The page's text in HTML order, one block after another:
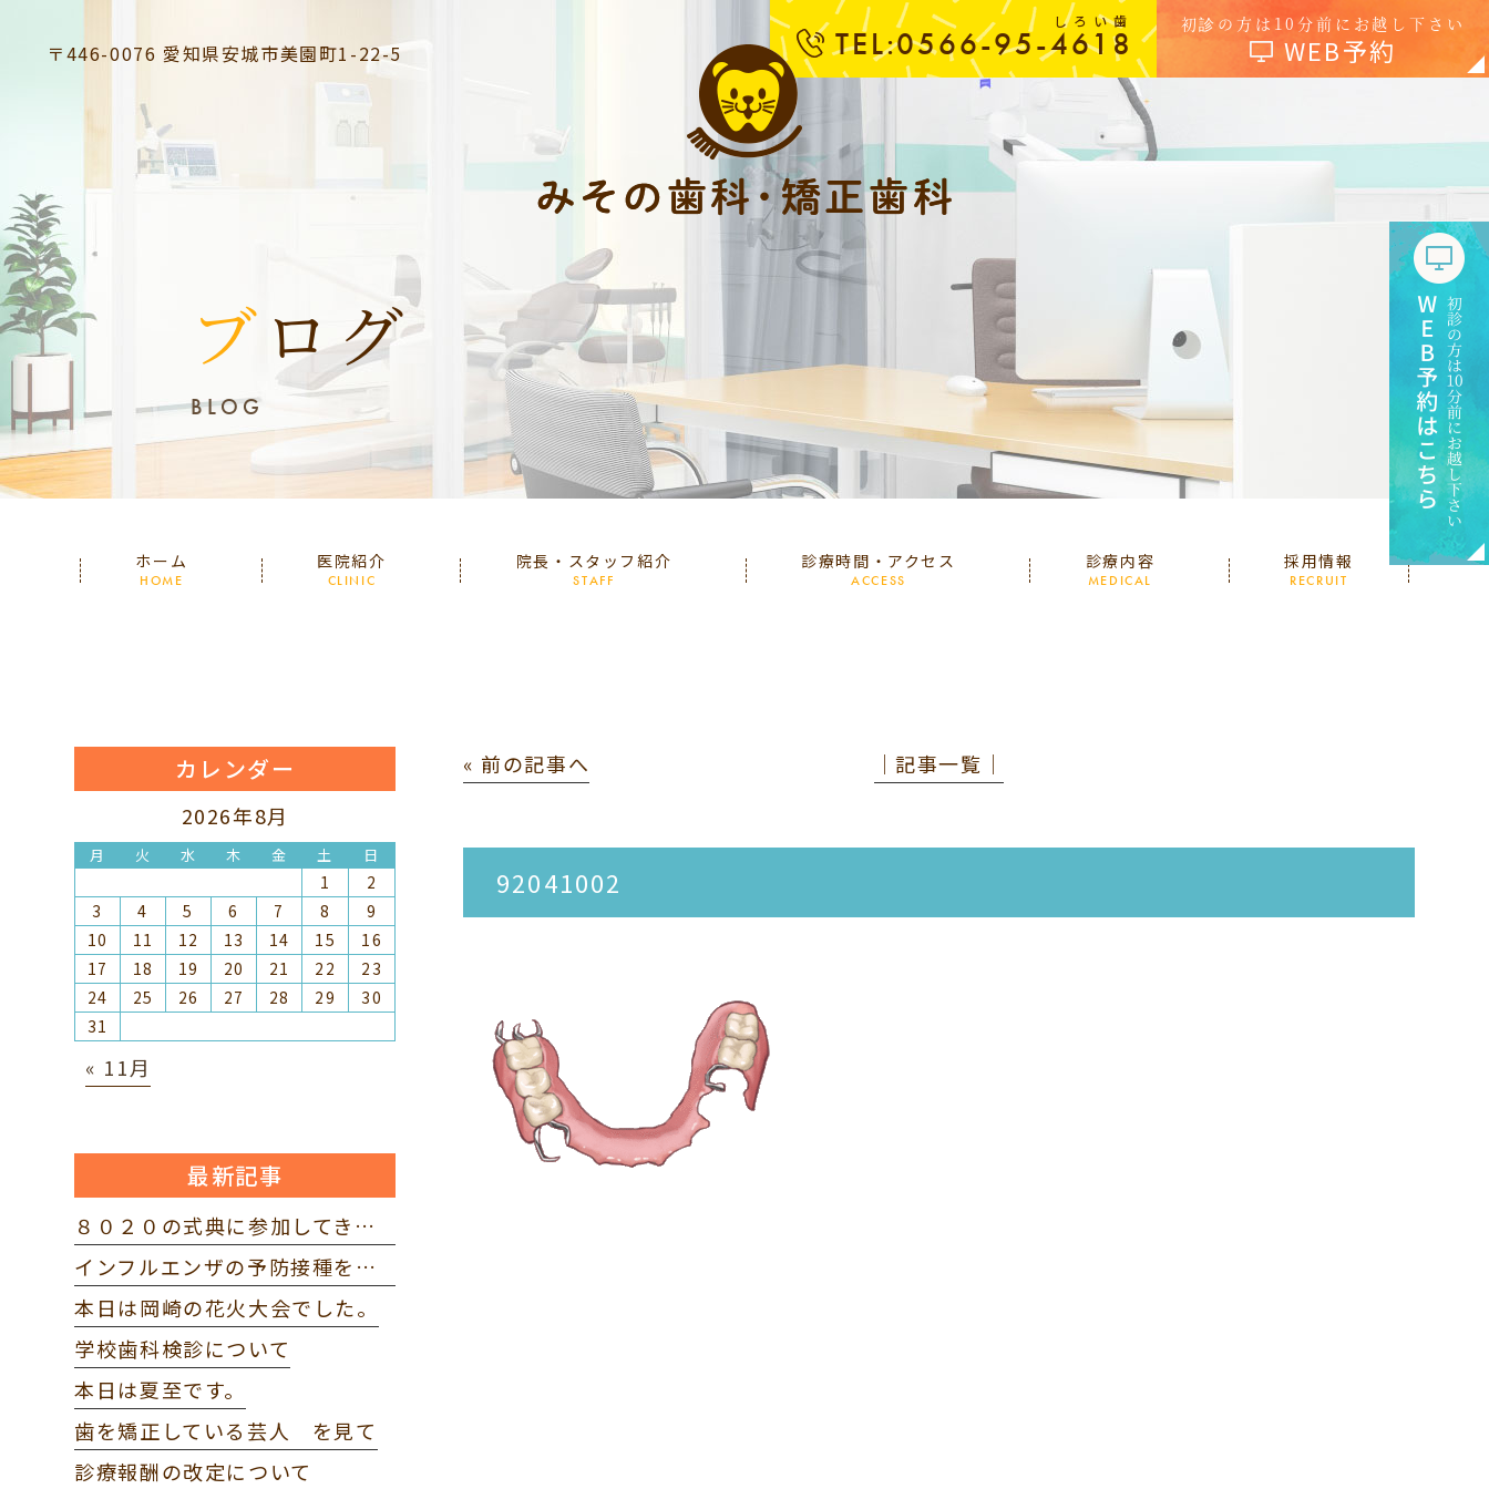
〒446-0076 愛知県安城市美園町1-22-5
しろい歯
TEL:0566-95-4618
初診の方は10分前にお越し下さい
WEB予約
ブログ
BLOG
ホーム
HOME
医院紹介
CLINIC
院長・スタッフ紹介
STAFF
診療時間・アクセス
ACCESS
診療内容
MEDICAL
採用情報
RECRUIT
« 前の記事へ │記事一覧│
92041002
カレンダー
2026年8月
月 火 水 木 金 土 日
1
2
3
4 5 6 7 8
9
10
11 12 13 14 15
16
17
18 19 20 21 22
23
24
25 26 27 28 29
30
31
« 11月
最新記事
８０２０の式典に参加してきました。
インフルエンザの予防接種を打ってきました。
本日は岡崎の花火大会でした。
学校歯科検診について
本日は夏至です。
歯を矯正している芸人 を見て
診療報酬の改定について